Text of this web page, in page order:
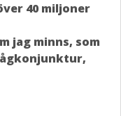
40 miljoner
jag minns, som